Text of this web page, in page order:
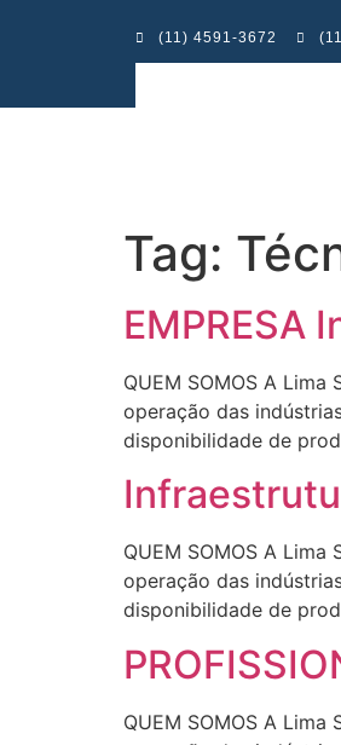
(11) 4591-3672
Tag:
EMPRESA
QUEM SOMOS A
operação das
disponibilidade de
QUEM SOMOS A
operação das
disponibilidade de
QUEM SOMOS A